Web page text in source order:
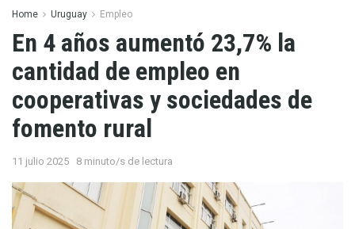
Home Uruguay Empleo
En 4 años aumentó 23,7% la
cantidad de empleo en
cooperativas y sociedades de
fomento rural
11 julio 2025 8 minuto/s de lectura